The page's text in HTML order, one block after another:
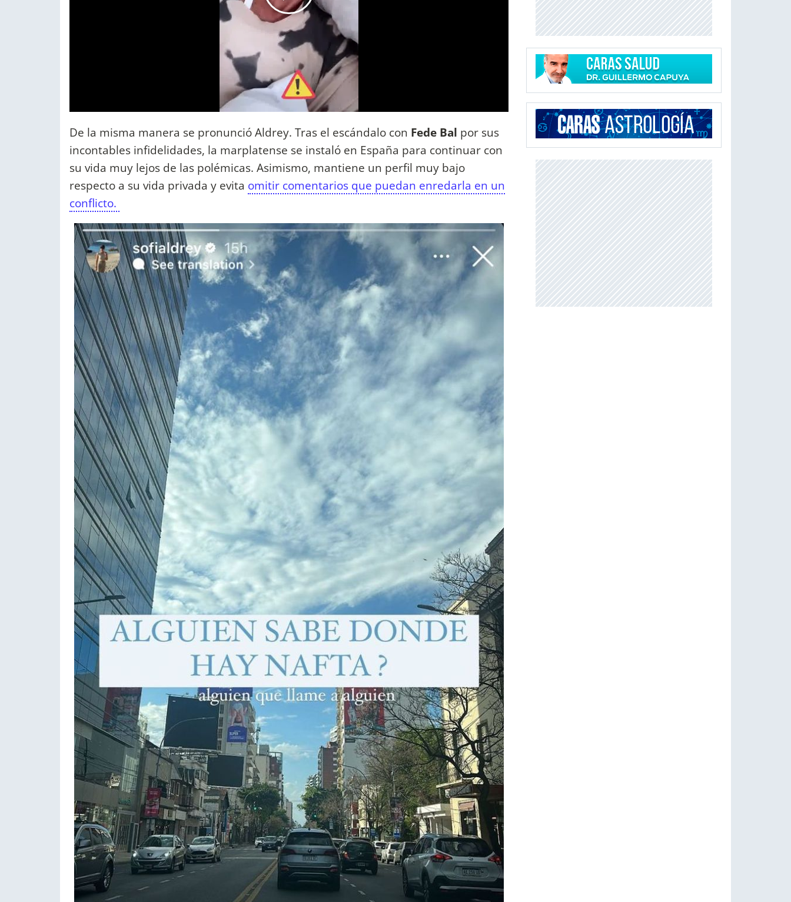
De la misma manera se pronunció Aldrey. Tras el escándalo con Fede Bal por sus
incontables infidelidades, la marplatense se instaló en España para continuar con
su vida muy lejos de las polémicas. Asimismo, mantiene un perfil muy bajo
respecto a su vida privada y evita omitir comentarios que puedan enredarla en un
conflicto.